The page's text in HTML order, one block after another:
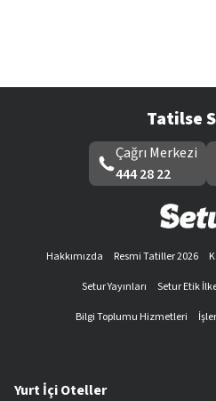
Tatilse
Çağrı Merkezi
444 28 22
Hakkımızda Resmi Tatiller 2026
Setur Yayınları
Setur Etik
Bilgi Toplumu Hizmetleri
Yurt İçi Oteller